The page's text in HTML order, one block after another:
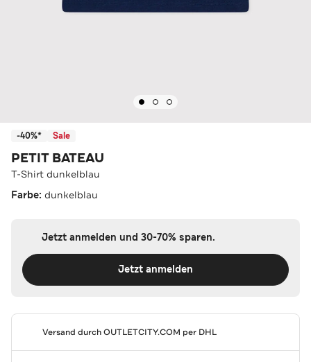
-40%* Sale
PETIT BATEAU
T-Shirt dunkelblau
Farbe: dunkelblau
Jetzt anmelden und 30-70% sparen.
Jetzt anmelden
Versand durchOUTLETCITY.COM per DHL